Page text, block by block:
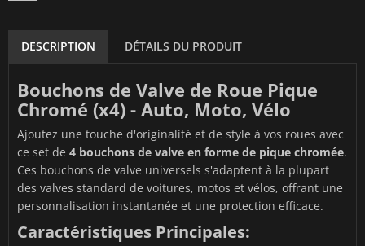
DESCRIPTION DÉTAILS DU PRODUIT
Bouchons de Valve de Roue Pique
Chromé (x4) - Auto, Moto, Vélo
Ajoutez une touche d'originalité et de style à vos roues avec
ce set de 4 bouchons de valve en forme de pique chromée.
Ces bouchons de valve universels s'adaptent à la plupart
des valves standard de voitures, motos et vélos, offrant une
personnalisation instantanée et une protection efficace.
Caractéristiques Principales: